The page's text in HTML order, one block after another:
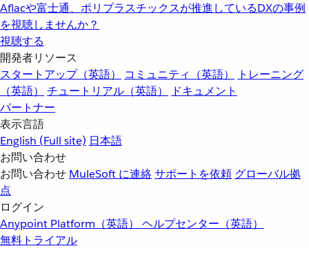
Aflacや富士通、ポリプラスチックスが推進しているDXの事例
を視聴しませんか？
視聴する
開発者リソース
スタートアップ（英語）
コミュニティ（英語）
トレーニング
（英語）
チュートリアル（英語）
ドキュメント
パートナー
表示言語
English (Full site) 日本語
お問い合わせ
お問い合わせ MuleSoft に連絡サポートを依頼 グローバル拠
点
ログイン
Anypoint Platform（英語） ヘルプセンター（英語）
無料トライアル